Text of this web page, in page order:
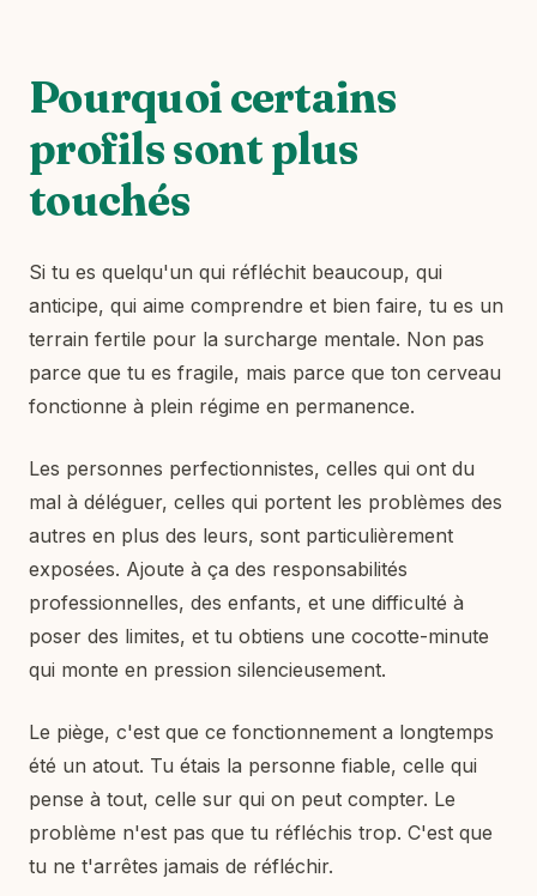
Pourquoi certains
profils sont plus
touchés
Si tu es quelqu'un qui réfléchit beaucoup, qui
anticipe, qui aime comprendre et bien faire, tu es un
terrain fertile pour la surcharge mentale. Non pas
parce que tu es fragile, mais parce que ton cerveau
fonctionne à plein régime en permanence.
Les personnes perfectionnistes, celles qui ont du
mal à déléguer, celles qui portent les problèmes des
autres en plus des leurs, sont particulièrement
exposées. Ajoute à ça des responsabilités
professionnelles, des enfants, et une difficulté à
poser des limites, et tu obtiens une cocotte-minute
qui monte en pression silencieusement.
Le piège, c'est que ce fonctionnement a longtemps
été un atout. Tu étais la personne fiable, celle qui
pense à tout, celle sur qui on peut compter. Le
problème n'est pas que tu réfléchis trop. C'est que
tu ne t'arrêtes jamais de réfléchir.